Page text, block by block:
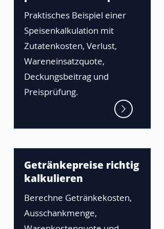
Praktisches Beispiel einer
Speisenkalkulation mit
Zutatenkosten, Verlust,
Wareneinsatzquote,
Deckungsbeitrag und
Preisprüfung.
Getränkepreise richtig
kalkulieren
Berechne Getränkekosten,
Ausschankmenge,